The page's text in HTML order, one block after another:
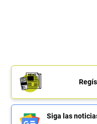
Siga las